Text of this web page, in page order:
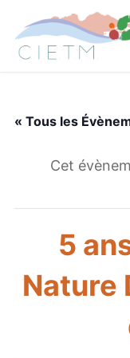
contenu
« Tous les
Cet
5
Nature